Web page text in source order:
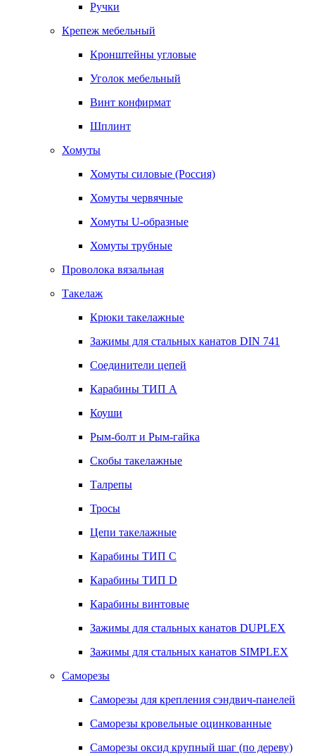
Ручки
Крепеж мебельный
Кронштейны угловые
Уголок мебельный
Винт конфирмат
Шплинт
Хомуты
Хомуты силовые (Россия)
Хомуты червячные
Хомуты U-образные
Хомуты трубные
Проволока вязальная
Такелаж
Крюки такелажные
Зажимы для стальных канатов DIN 741
Соединители цепей
Карабины ТИП А
Коуши
Рым-болт и Рым-гайка
Скобы такелажные
Талрепы
Тросы
Цепи такелажные
Карабины ТИП C
Карабины ТИП D
Карабины винтовые
Зажимы для стальных канатов DUPLEX
Зажимы для стальных канатов SIMPLEX
Саморезы
Саморезы для крепления сэндвич-панелей
Саморезы кровельные оцинкованные
Саморезы оксид крупный шаг (по дереву)